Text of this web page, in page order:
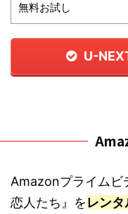
無料お試し
U-
Amazonプライムビ
恋人たち』をレンタ